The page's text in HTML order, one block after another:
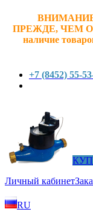
ВНИМАНИЕ!
ПРЕЖДЕ, ЧЕМ
наличие
+7 (8452) 55-
Личный кабинет
RU